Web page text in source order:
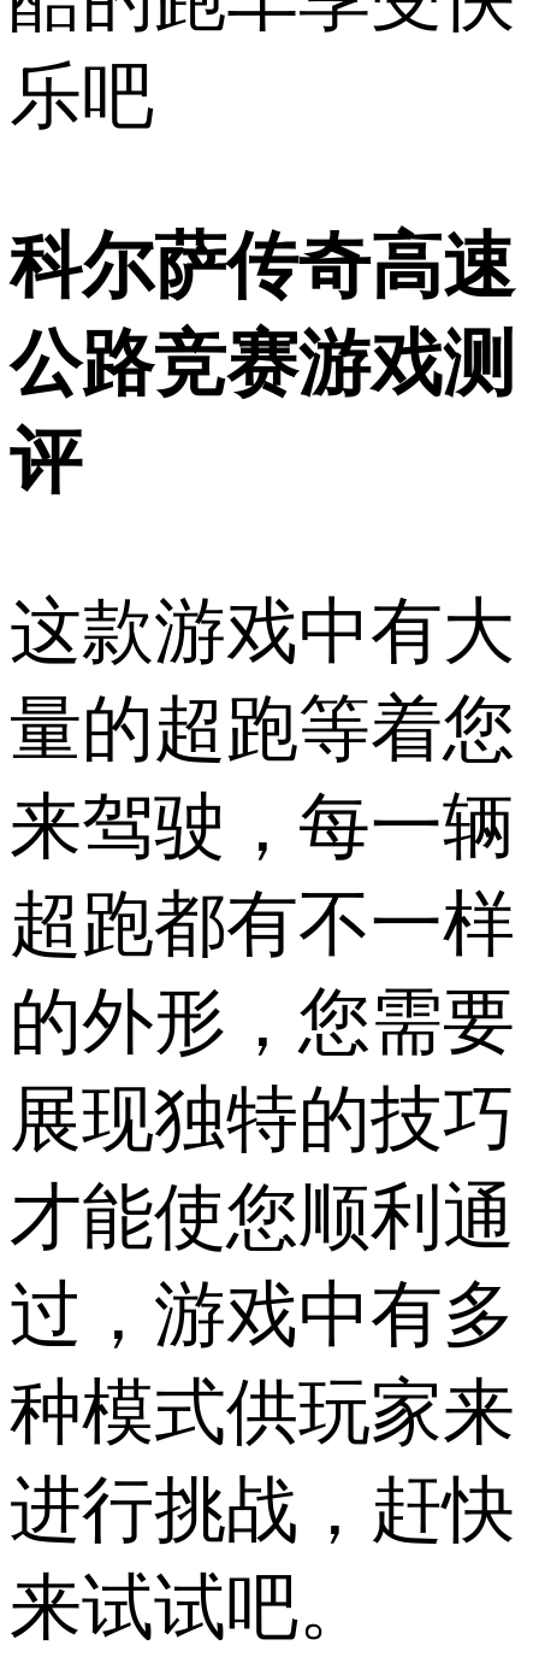
乐吧
科尔萨传奇高速
公路竞赛游戏测
评
这款游戏中有大
量的超跑等着您
来驾驶，每一辆
超跑都有不一样
的外形，您需要
展现独特的技巧
才能使您顺利通
过，游戏中有多
种模式供玩家来
进行挑战，赶快
来试试吧。